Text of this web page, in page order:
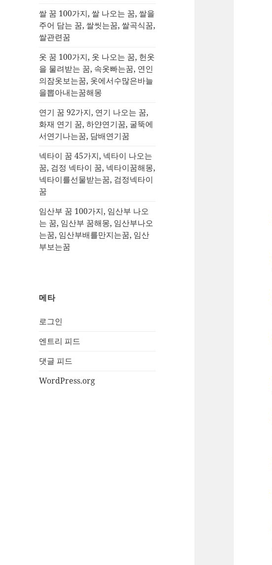
쌀 꿈 100가지, 쌀 나오는 꿈, 쌀을
주어 담는 꿈, 쌀씻는꿈, 쌀곡식꿈,
쌀관련꿈
옷 꿈 100가지, 옷 나오는 꿈, 헌옷
을 물려받는 꿈, 속옷빠는꿈, 연인
의잠옷보는꿈, 옷에서수많은바늘
을뽑아내는꿈해몽
연기 꿈 92가지, 연기 나오는 꿈,
화재 연기 꿈, 하얀연기꿈, 굴뚝에
서연기나는꿈, 담배연기꿈
넥타이 꿈 45가지, 넥타이 나오는
꿈, 검정 넥타이 꿈, 넥타이꿈해몽,
넥타이를선물받는꿈, 검정넥타이
꿈
임산부 꿈 100가지, 임산부 나오
는 꿈, 임산부 꿈해몽, 임산부나오
는꿈, 임산부배를만지는꿈, 임산
부보는꿈
메타
로그인
엔트리 피드
댓글 피드
WordPress.org